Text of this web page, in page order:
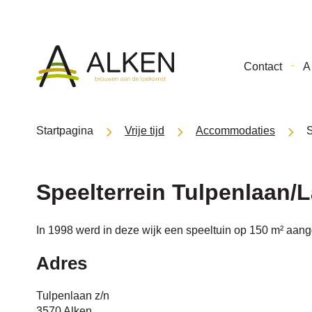
Gemeente
Alken
Contact A
Startpagina Vrije tijd Accommodaties
Speelterrein Tulpenlaan/
In 1998 werd in deze wijk een speeltuin op 150 m²
Adres
Tulpenlaan z/n